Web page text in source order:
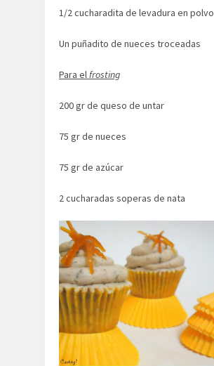
1/2 cucharadita de levadura en polvo
Un puñadito de nueces troceadas
Para elfrosting
200 gr de queso de untar
75 gr de nueces
75 gr de azúcar
2 cucharadas soperas de nata